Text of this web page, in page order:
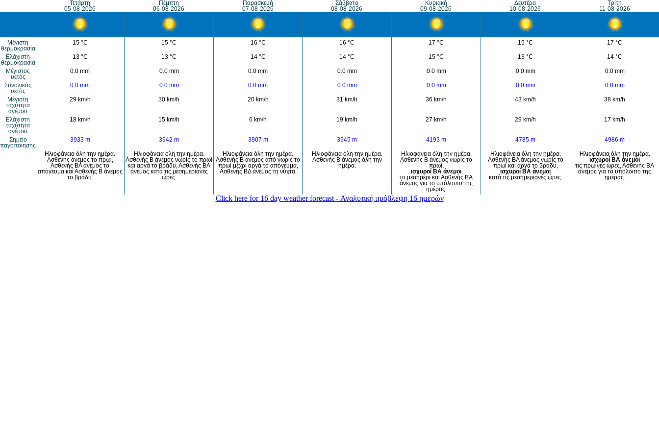
Τετάρτη
05-08-2026
Πέμπτη
06-08-2026
Παρασκευή
07-08-2026
Σάββατο
08-08-2026
Κυριακή
09-08-2026
Δευτέρα
10-08-2026
Τρίτη
11-08-2026
Μέγιστη
θερμοκρασία
15 °C 15 °C 16 °C 16 °C 17 °C 15 °C 17 °C
Eλάχιστη
θερμοκρασία
13 °C 13 °C 14 °C 14 °C 15 °C 13 °C 14 °C
Μέγιστος
υετός
0.0 mm 0.0 mm 0.0 mm 0.0 mm 0.0 mm 0.0 mm 0.0 mm
Συνολικός
υετός
0.0 mm 0.0 mm 0.0 mm 0.0 mm 0.0 mm 0.0 mm 0.0 mm
Mέγιστη
ταχύτητα
ανέμου
29 km/h 30 km/h 20 km/h 31 km/h 36 km/h 43 km/h 38 km/h
Eλάχιστη
ταχύτητα
ανέμου
18 km/h 15 km/h 6 km/h 19 km/h 27 km/h 29 km/h 17 km/h
Σημείο
παγοποίησης
3933 m 3942 m 3907 m 3945 m 4193 m 4785 m 4986 m
Ηλιοφάνεια όλη την ημέρα.
Ασθενής άνεμος το πρωί,
Ασθενής ΒΑ άνεμος το
απόγευμα και Ασθενής Β άνεμος
το βράδυ.
Ηλιοφάνεια όλη την ημέρα.
Ασθενής Β άνεμος νωρίς το πρωί
και αργά το βράδυ, Ασθενής ΒΑ
άνεμος κατά τις μεσημεριανές
ώρες.
Ηλιοφάνεια όλη την ημέρα.
Ασθενής Β άνεμος από νωρίς το
πρωί μέχρι αργά το απόγευμα,
Ασθενής ΒΔ άνεμος τη νύχτα.
Ηλιοφάνεια όλη την ημέρα.
Ασθενής Β άνεμος όλη την
ημέρα.
Ηλιοφάνεια όλη την ημέρα.
Ασθενής Β άνεμος νωρίς το
πρωί,
ισχυροί ΒΑ άνεμοι
το μεσημέρι και Ασθενής ΒΑ
άνεμος για το υπόλοιπο της
ημέρας.
Ηλιοφάνεια όλη την ημέρα.
Ασθενής ΒΑ άνεμος νωρίς το
πρωί και αργά το βράδυ,
ισχυροί ΒΑ άνεμοι
κατά τις μεσημεριανές ώρες.
Ηλιοφάνεια όλη την ημέρα.
ισχυροί ΒΑ άνεμοι
τις πρωινές ώρες, Ασθενής ΒΑ
άνεμος για το υπόλοιπο της
ημέρας.
Click here for 16 day weather forecast - Αναλυτική πρόβλεψη 16 ημερών